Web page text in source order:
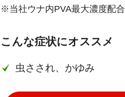
※当社ウナ内PVA最大濃度配合
こんな症状にオススメ
虫さされ、かゆみ